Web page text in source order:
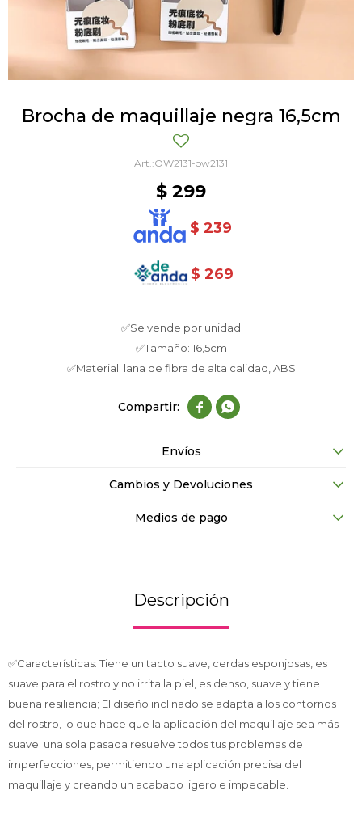
Brocha de maquillaje negra 16,5cm
OW2131-ow2131
$ 299
$ 239
$ 269
✅Se vende por unidad
✅Tamaño: 16,5cm
✅Material: lana de fibra de alta calidad, ABS
 
Envíos
Cambios y Devoluciones
Medios de pago
Descripción
✅Características: Tiene un tacto suave, cerdas esponjosas, es
suave para el rostro y no irrita la piel, es denso, suave y tiene
buena resiliencia; El diseño inclinado se adapta a los contornos
del rostro, lo que hace que la aplicación del maquillaje sea más
suave; una sola pasada resuelve todos tus problemas de
imperfecciones, permitiendo una aplicación precisa del
maquillaje y creando un acabado ligero e impecable.